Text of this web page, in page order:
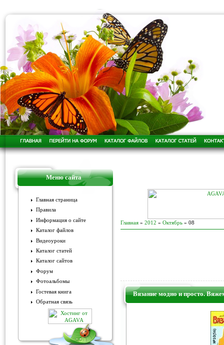
Меню сайта
Главная страница
Правила
Информация о сайте
Каталог файлов
Видеоуроки
Каталог статей
Каталог сайтов
Форум
Фотоальбомы
Гостевая книга
Обратная связь
Главная » 2012 » Октябрь » 08
Вязание модно и просто.